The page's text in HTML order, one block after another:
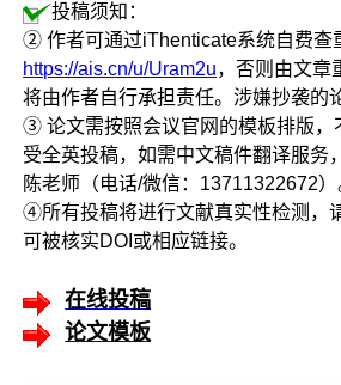
投稿须知：
② 作者可通过iThenticate系统自费查
https://ais.cn/u/Uram2u，否则由文章
将由作者自行承担责任。涉嫌抄袭的
③ 论文需按照会议官网的模板排版，
受全英投稿，如需中文稿件翻译服务
陈老师（电话/微信：13711322672）
④所有投稿将进行文献真实性检测，
可被核实DOI或相应链接。
在线投稿
论文模板